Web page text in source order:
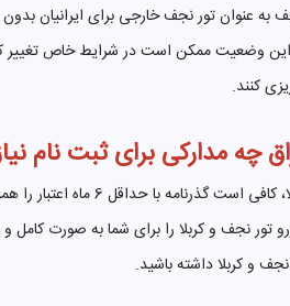
به عنوان تور نجف خارجی برای ایرانیان
این وضعیت ممکن است در شرایط خاص تغییر
کنند.
چه مدارکی برای ثبت نام
برای ثبت نام در
تور نجف و کربلا را برای شما به صورت
و کربلا داشته باشید.